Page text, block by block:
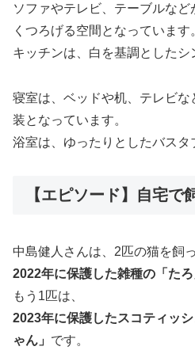
ソファやテレビ、テーブルなど
くつろげる空間となっています
キッチンは、白を基調としたシ
寝室は、ベッドや机、テレビ
装となっています。
浴室は、ゆったりとしたバスタ
【エピソード】自宅で
中島健人さんは、2匹の猫を飼
2022年に保護した雑種の「たろ
もう1匹は、
2023年に保護したスコティッ
ゃん」 です。